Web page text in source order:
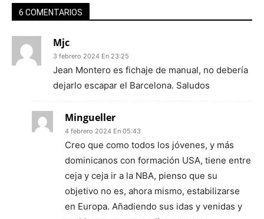
6 COMENTARIOS
Mjc
3 febrero 2024 En 23:25
Jean Montero es fichaje de manual, no debería
dejarlo escapar el Barcelona. Saludos
Mingueller
4 febrero 2024 En 05:43
Creo que como todos los jóvenes, y más
dominicanos con formación USA, tiene entre
ceja y ceja ir a la NBA, pienso que su
objetivo no es, ahora mismo, estabilizarse
en Europa. Añadiendo sus idas y venidas y